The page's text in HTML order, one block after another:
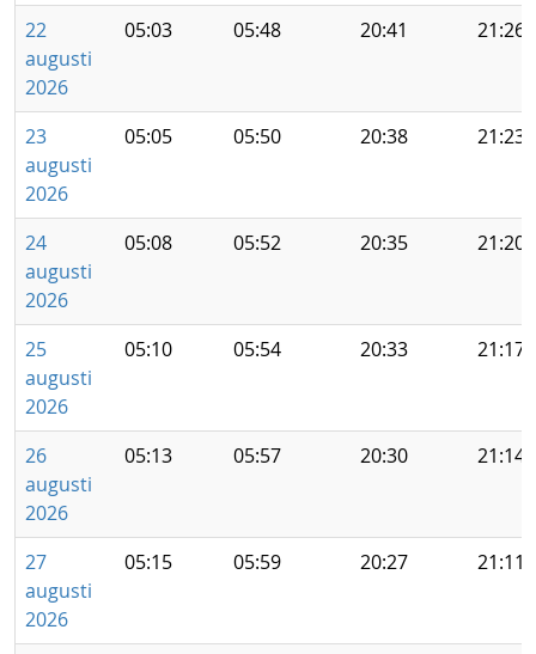
22
augusti
2026
05:03 05:48 20:41 21:26
23
augusti
2026
05:05 05:50 20:38 21:23
24
augusti
2026
05:08 05:52 20:35 21:20
25
augusti
2026
05:10 05:54 20:33 21:17
26
augusti
2026
05:13 05:57 20:30 21:14
27
augusti
2026
05:15 05:59 20:27 21:11